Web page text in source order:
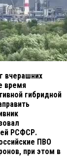
вчерашних
время
гибридной
РСФСР.
ПВО
при этом в